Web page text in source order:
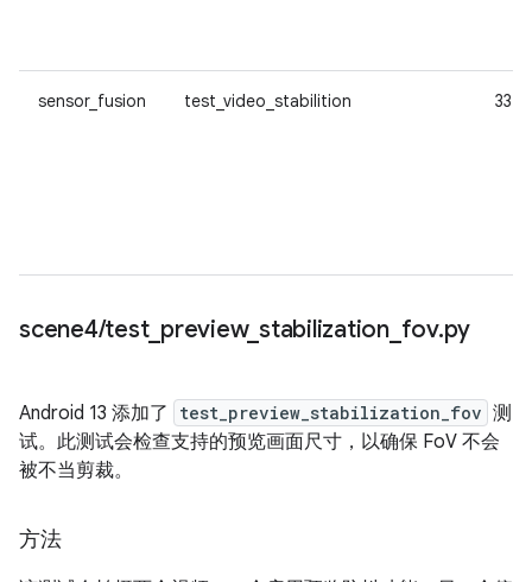
sensor_fusion test_video_stabilition 33
scene4/test_ preview_ stabilization_ fov.py
Android 13 添加了 test_preview_stabilization_fov 测
试。此测试会检查支持的预览画面尺寸，以确保 FoV 不会
被不当剪裁。
方法